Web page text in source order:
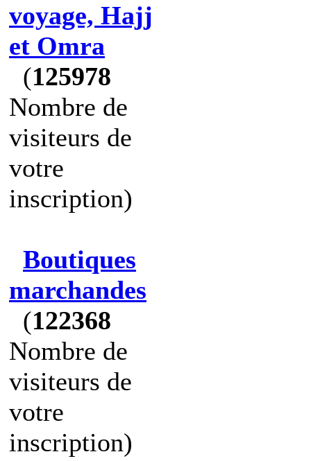
voyage, Hajj
et Omra
(125978
Nombre de
visiteurs de
votre
inscription)
Boutiques
marchandes
(122368
Nombre de
visiteurs de
votre
inscription)